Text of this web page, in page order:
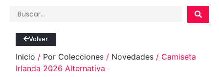
Volver
Inicio / Por Colecciones / Novedades / Camiseta
Irlanda 2026 Alternativa